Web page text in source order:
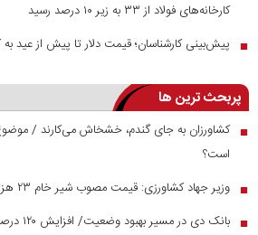
کارخانه‌های فولاد از ۳۳ به زیر ۱۰ درصد رسید
■ پیش‌بینی کارشناسان؛ قیمت دلار تا پیش از عید
پربحث ترین ها
■ کشاورزان به جای گندم، خشخاش می‌کارند /
است؟
■ وزیر جهاد کشاورزی: قیمت مصوب شیر خام ۲۳ هزار تومان است
■
بانک